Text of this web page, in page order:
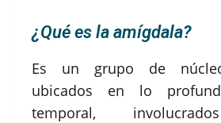
¿Qué es la amígdala?
Es un grupo de
ubicados en lo
temporal,